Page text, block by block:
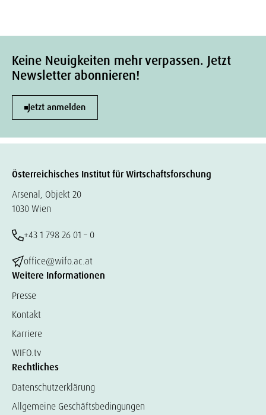
Keine Neuigkeiten mehr verpassen. Jetzt
Newsletter abonnieren!
Jetzt anmelden
Österreichisches Institut für Wirtschaftsforschung
Arsenal, Objekt 20
1030 Wien
+43 1 798 26 01 – 0
office@wifo.ac.at
Weitere Informationen
Presse
Kontakt
Karriere
WIFO.tv
Rechtliches
Datenschutzerklärung
Allgemeine Geschäftsbedingungen